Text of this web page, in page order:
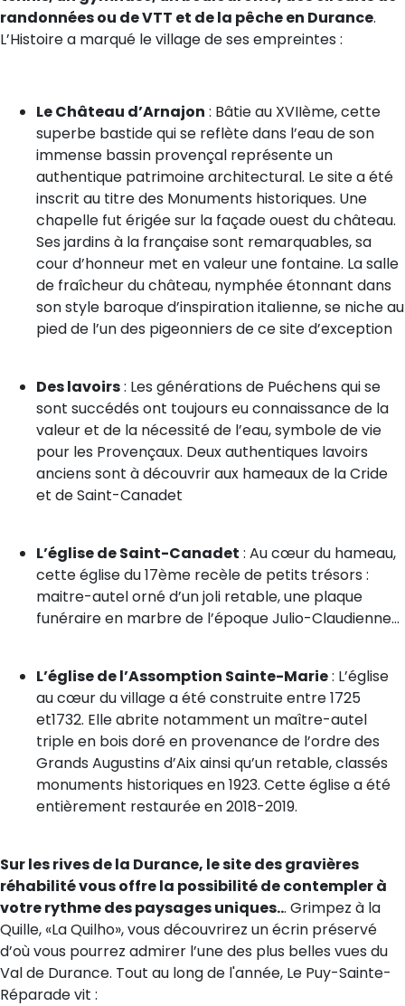
randonnées ou de VTT et de la pêche en Durance.
L’Histoire a marqué le village de ses empreintes :
Le Château d’Arnajon : Bâtie au XVIIème, cette
superbe bastide qui se reflète dans l’eau de son
immense bassin provençal représente un
authentique patrimoine architectural. Le site a été
inscrit au titre des Monuments historiques. Une
chapelle fut érigée sur la façade ouest du château.
Ses jardins à la française sont remarquables, sa
cour d’honneur met en valeur une fontaine. La salle
de fraîcheur du château, nymphée étonnant dans
son style baroque d’inspiration italienne, se niche au
pied de l’un des pigeonniers de ce site d’exception
Des lavoirs: Les générations de Puéchens qui se
sont succédés ont toujours eu connaissance de la
valeur et de la nécessité de l’eau, symbole de vie
pour les Provençaux. Deux authentiques lavoirs
anciens sont à découvrir aux hameaux de la Cride
et de Saint-Canadet
L’église de Saint-Canadet : Au cœur du hameau,
cette église du 17ème recèle de petits trésors :
maitre-autel orné d’un joli retable, une plaque
funéraire en marbre de l’époque Julio-Claudienne...
L’église de l’Assomption Sainte-Marie: L’église
au cœur du village a été construite entre 1725
et1732. Elle abrite notamment un maître-autel
triple en bois doré en provenance de l’ordre des
Grands Augustins d’Aix ainsi qu’un retable, classés
monuments historiques en 1923. Cette église a été
entièrement restaurée en 2018-2019.
Sur les rives de la Durance, le site des gravières
réhabilité vous offre la possibilité de contempler à
votre rythme des paysages uniques... Grimpez à la
Quille, «La Quilho», vous découvrirez un écrin préservé
d’où vous pourrez admirer l’une des plus belles vues du
Val de Durance. Tout au long de l'année, Le Puy-Sainte-
Réparade vit :